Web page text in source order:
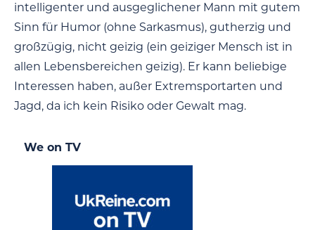
intelligenter und ausgeglichener Mann mit gutem
Sinn für Humor (ohne Sarkasmus), gutherzig und
großzügig, nicht geizig (ein geiziger Mensch ist in
allen Lebensbereichen geizig). Er kann beliebige
Interessen haben, außer Extremsportarten und
Jagd, da ich kein Risiko oder Gewalt mag.
We on TV